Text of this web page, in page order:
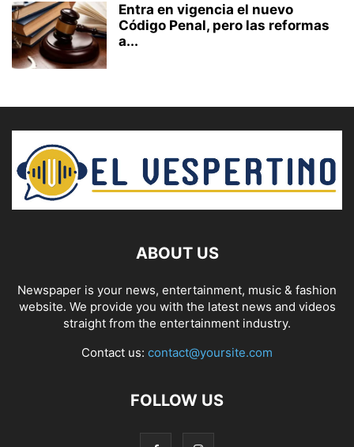
Entra en vigencia el nuevo
Código Penal, pero las reformas
a...
ABOUT US
Newspaper is your news, entertainment, music & fashion
website. We provide you with the latest news and videos
straight from the entertainment industry.
Contact us: contact@yoursite.com
FOLLOW US